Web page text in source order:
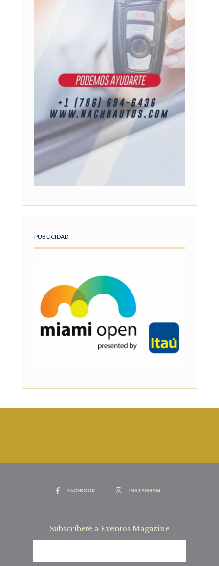
PUBLICIDAD
FACEBOOK INSTAGRAM
Subscríbete a Eventos Magazine